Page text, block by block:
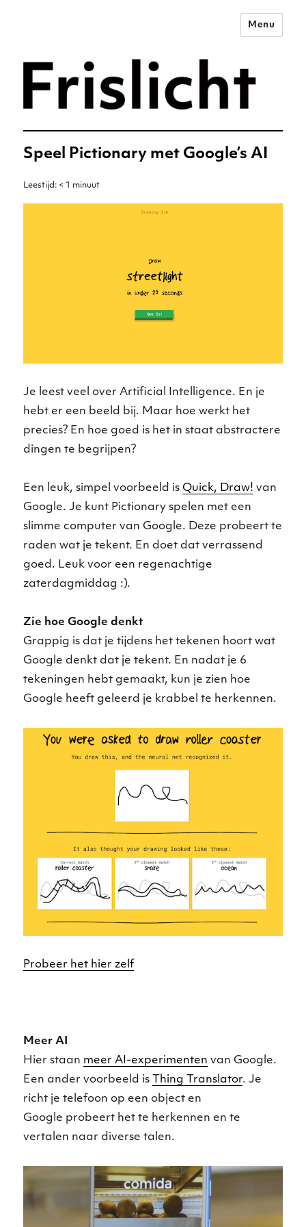
Merkstrategie voor het
digitale tijdperk –
Frislicht
Menu
Speel Pictionary met Google’s AI
Leestijd: < 1 minuut
Je leest veel over Artificial Intelligence. En je
hebt er een beeld bij. Maar hoe werkt het
precies? En hoe goed is het in staat abstractere
dingen te begrijpen?
Een leuk, simpel voorbeeld is Quick, Draw! van
Google. Je kunt Pictionary spelen met een
slimme computer van Google. Deze probeert te
raden wat je tekent. En doet dat verrassend
goed. Leuk voor een regenachtige
zaterdagmiddag :).
Zie hoe Google denkt
Grappig is dat je tijdens het tekenen hoort wat
Google denkt dat je tekent. En nadat je 6
tekeningen hebt gemaakt, kun je zien hoe
Google heeft geleerd je krabbel te herkennen.
Probeer het hier zelf
Meer AI
Hier staan meer AI-experimenten van Google.
Een ander voorbeeld is
Thing Translator. Je
richt je telefoon op een object en
Google probeert het te herkennen en te
vertalen naar diverse talen.